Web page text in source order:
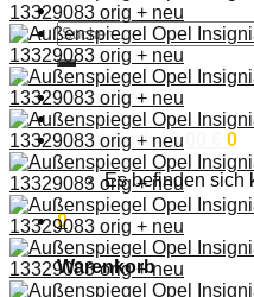
Suchen
nach:
Anmelden
Warenkorb /0,00
0
Es befinden sich
0
Warenkorb